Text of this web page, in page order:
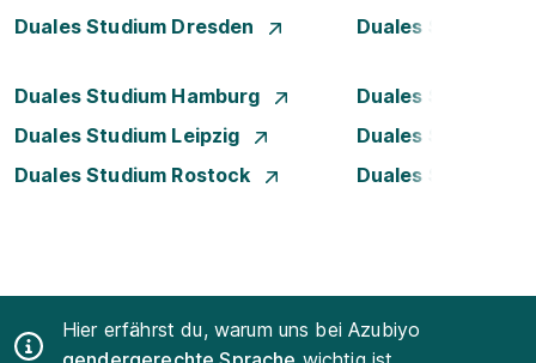
Duales Studium Dresden
Duales Studium
Duales Studium Hamburg
Duales Studium
Duales Studium Leipzig
Duales Studium
Duales Studium Rostock
Duales Studium
Hier erfährst du, warum uns bei Azubiyo